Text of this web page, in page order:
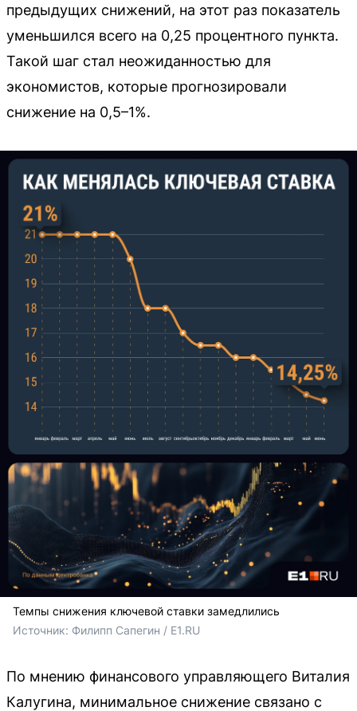
предыдущих снижений, на этот раз показатель
уменьшился всего на 0,25 процентного пункта.
Такой шаг стал неожиданностью для
экономистов, которые прогнозировали
снижение на 0,5–1%.
Темпы снижения ключевой ставки замедлились
Источник: Филипп Сапегин / E1.RU
По мнению финансового управляющего Виталия
Калугина, минимальное снижение связано с